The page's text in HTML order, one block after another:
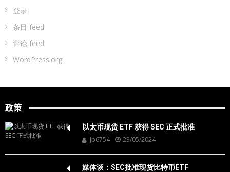
登录
条目 feed
评论 feed
WordPress.org
政策
以太币现货 ETF 获得 SEC 正式批准
Jp6754 23/05/2024
媒体谈：SEC批准现货比特币ETF